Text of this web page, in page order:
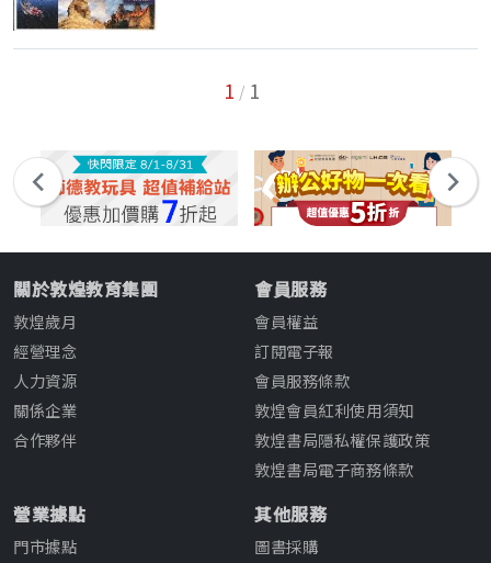
1 / 1
關於敦煌教育集團
敦煌歲月
經營理念
人力資源
關係企業
合作夥伴
會員服務
會員權益
訂閱電子報
會員服務條款
敦煌會員紅利使用須知
敦煌書局隱私權保護政策
敦煌書局電子商務條款
營業據點
門市據點
其他服務
圖書採購